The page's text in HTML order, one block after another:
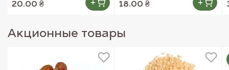
20.00 ₴ 18.00 ₴
Акционные товары